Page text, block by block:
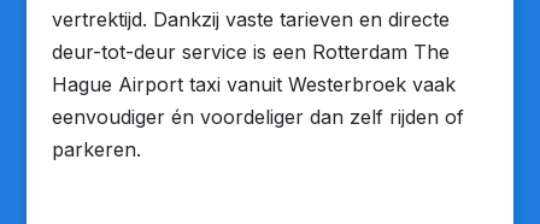
vertrektijd. Dankzij vaste tarieven en directe
deur-tot-deur service is een Rotterdam The
Hague Airport taxi vanuit Westerbroek vaak
eenvoudiger én voordeliger dan zelf rijden of
parkeren.